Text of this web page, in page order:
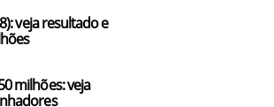
veja resultado e
milhões: veja